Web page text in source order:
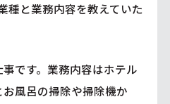
種と業務内容を教えていた
事です。業務内容はホテル
風呂の掃除や掃除機か